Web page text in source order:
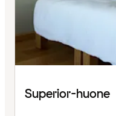
Superior-huone